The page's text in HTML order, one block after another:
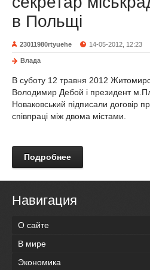
в Польщі
23011980rtyuehe 14-05-2012, 12:23
Влада
В суботу 12 травня 2012
Володимир Дебой і президент
Новаковський підписали договір
співпраці між двома містами.
Подробнее
Навигация
О сайте
В мире
Экономика